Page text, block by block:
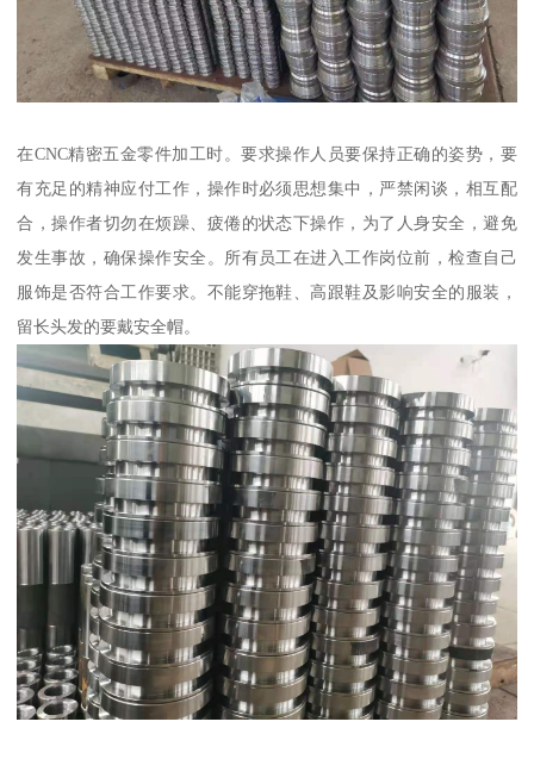
在CNC精密五金零件加工时。要求操作人员要保持正确的姿势，要
有充足的精神应付工作，操作时必须思想集中，严禁闲谈，相互配
合，操作者切勿在烦躁、疲倦的状态下操作，为了人身安全，避免
发生事故，确保操作安全。所有员工在进入工作岗位前，检查自己
服饰是否符合工作要求。不能穿拖鞋、高跟鞋及影响安全的服装，
留长头发的要戴安全帽。